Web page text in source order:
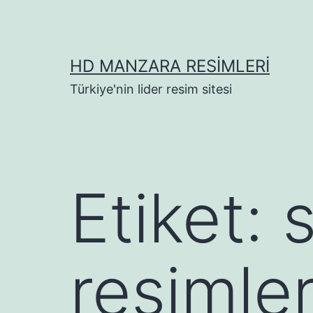
HD MANZARA RESIMLERI
Türkiye'nin lider resim sitesi
Etiket: